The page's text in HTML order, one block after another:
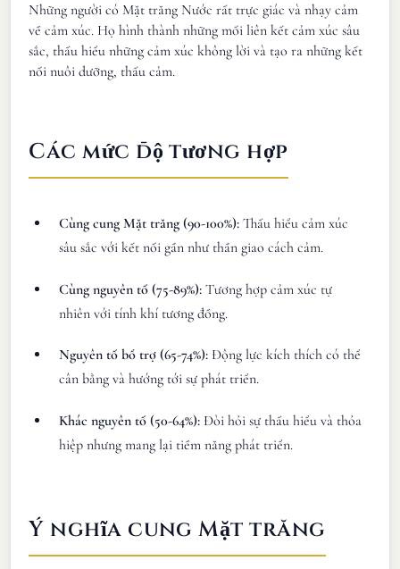
Những người có Mặt trăng Nước rất trực giác và nhạy cảm
về cảm xúc. Họ hình thành những mối liên kết cảm xúc sâu
sắc, thấu hiểu những cảm xúc không lời và tạo ra những kết
nối nuôi dưỡng, thấu cảm.
Các mức độ tương hợp
Cùng cung Mặt trăng (90-100%): Thấu hiểu cảm xúc
sâu sắc với kết nối gần như thần giao cách cảm.
Cùng nguyên tố (75-89%): Tương hợp cảm xúc tự
nhiên với tính khí tương đồng.
Nguyên tố bổ trợ (65-74%): Động lực kích thích có thể
cân bằng và hướng tới sự phát triển.
Khác nguyên tố (50-64%): Đòi hỏi sự thấu hiểu và thỏa
hiệp nhưng mang lại tiềm năng phát triển.
Ý nghĩa cung Mặt trăng